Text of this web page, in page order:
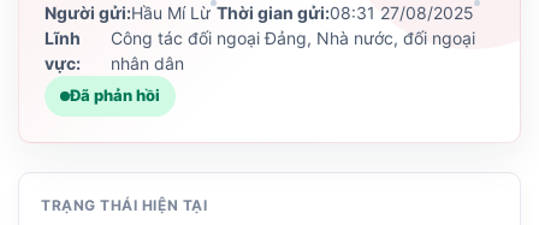
Người gửi:Hầu Mí Lừ Thời gian gửi:08:31 27/08/2025
Lĩnh
vực:
Công tác đối ngoại Đảng, Nhà nước, đối ngoại
nhân dân
Đã phản hồi
TRẠNG THÁI HIỆN TẠI